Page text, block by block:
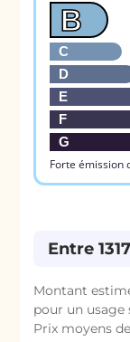
B
C
D
E
F
G
Forte émission
Entre
Montant
pour un usage
Prix moyens